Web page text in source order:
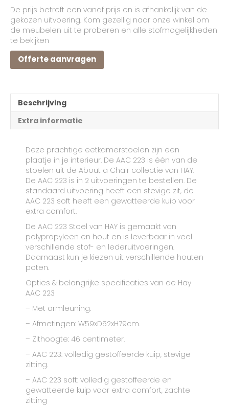
De prijs betreft een vanaf prijs en is afhankelijk van de
gekozen uitvoering. Kom gezellig naar onze winkel om
de meubelen uit te proberen en alle stofmogelijkheden
te bekijken
Offerte aanvragen
Beschrijving
Extra informatie
Deze prachtige eetkamerstoelen zijn een
plaatje in je interieur. De AAC 223 is één van de
stoelen uit de About a Chair collectie van HAY.
De AAC 223 is in 2 uitvoeringen te bestellen. De
standaard uitvoering heeft een stevige zit, de
AAC 223 soft heeft een gewatteerde kuip voor
extra comfort.
De AAC 223 Stoel van HAY is gemaakt van
polypropyleen en hout en is leverbaar in veel
verschillende stof- en lederuitvoeringen.
Daarnaast kun je kiezen uit verschillende houten
poten.
Opties & belangrijke specificaties van de Hay
AAC 223
– Met armleuning.
– Afmetingen: W59xD52xH79cm.
– Zithoogte: 46 centimeter.
– AAC 223: volledig gestoffeerde kuip, stevige
zitting.
– AAC 223 soft: volledig gestoffeerde en
gewatteerde kuip voor extra comfort, zachte
zitting